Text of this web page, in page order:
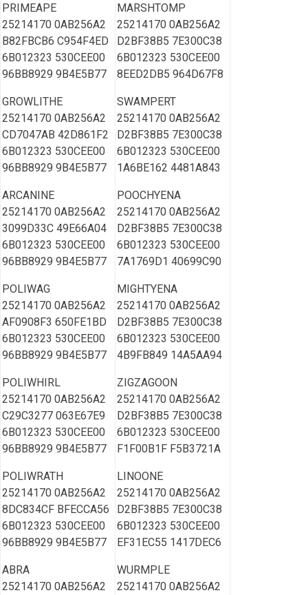
PRIMEAPE
25214170 0AB256A2
B82FBCB6 C954F4ED
6B012323 530CEE00
96BB8929 9B4E5B77
GROWLITHE
25214170 0AB256A2
CD7047AB 42D861F2
6B012323 530CEE00
96BB8929 9B4E5B77
ARCANINE
25214170 0AB256A2
3099D33C 49E66A04
6B012323 530CEE00
96BB8929 9B4E5B77
POLIWAG
25214170 0AB256A2
AF0908F3 650FE1BD
6B012323 530CEE00
96BB8929 9B4E5B77
POLIWHIRL
25214170 0AB256A2
C29C3277 063E67E9
6B012323 530CEE00
96BB8929 9B4E5B77
POLIWRATH
25214170 0AB256A2
8DC834CF BFECCA56
6B012323 530CEE00
96BB8929 9B4E5B77
ABRA
25214170 0AB256A2
MARSHTOMP
25214170 0AB256A2
D2BF38B5 7E300C38
6B012323 530CEE00
8EED2DB5 964D67F8
SWAMPERT
25214170 0AB256A2
D2BF38B5 7E300C38
6B012323 530CEE00
1A6BE162 4481A843
POOCHYENA
25214170 0AB256A2
D2BF38B5 7E300C38
6B012323 530CEE00
7A1769D1 40699C90
MIGHTYENA
25214170 0AB256A2
D2BF38B5 7E300C38
6B012323 530CEE00
4B9FB849 14A5AA94
ZIGZAGOON
25214170 0AB256A2
D2BF38B5 7E300C38
6B012323 530CEE00
F1F00B1F F5B3721A
LINOONE
25214170 0AB256A2
D2BF38B5 7E300C38
6B012323 530CEE00
EF31EC55 1417DEC6
WURMPLE
25214170 0AB256A2